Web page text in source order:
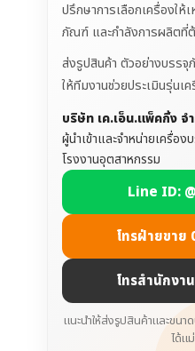
ปรึกษาการเลือกเครื่องให้
ภัณฑ์ และกำลังการผลิตที่
ส่งรูปสินค้า ตัวอย่างบรร
ให้ทีมงานช่วยประเมินรุ่นเ
บริษัท เค.เอ็น.แพ็คกิ้ง จ
ผู้นำเข้าและจำหน่ายเครื่อ
โรงงานอุตสาหกรรม
Line ID:
โทรฝ่ายขาย
โทรสำนักงา
แนะนำให้ส่งรูปสินค้าและขนา
ได้แ